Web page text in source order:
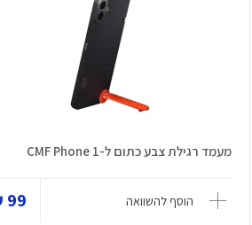
מעמד רגילת צבע כתום ל-CMF Phone 1
הוסף להשוואה 99 ₪